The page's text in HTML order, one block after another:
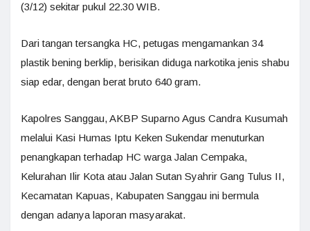
(3/12) sekitar pukul 22.30 WIB.
Dari tangan tersangka HC, petugas mengamankan 34
plastik bening berklip, berisikan diduga narkotika jenis shabu
siap edar, dengan berat bruto 640 gram.
Kapolres Sanggau, AKBP Suparno Agus Candra Kusumah
melalui Kasi Humas Iptu Keken Sukendar menuturkan
penangkapan terhadap HC warga Jalan Cempaka,
Kelurahan Ilir Kota atau Jalan Sutan Syahrir Gang Tulus II,
Kecamatan Kapuas, Kabupaten Sanggau ini bermula
dengan adanya laporan masyarakat.